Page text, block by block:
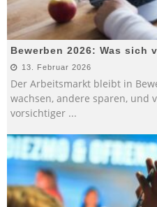
Bewerben 2026: Was sich
13. Februar 2026
Der Arbeitsmarkt bleibt in
wachsen, andere sparen, und
vorsichtiger ...